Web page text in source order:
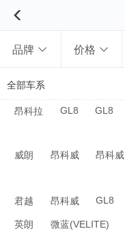

品牌  价格 
全部车系
昂科拉 GL8 GL8
威朗 昂科威 昂科威
君越 昂科威 GL8
英朗 微蓝(VELITE)